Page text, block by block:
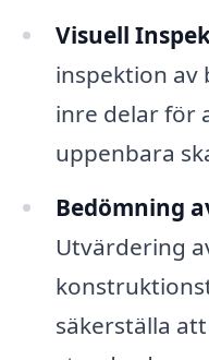
Visuell
inspektion av
inre delar för
uppenbara
Bedömning
Utvärdering
säkerställa